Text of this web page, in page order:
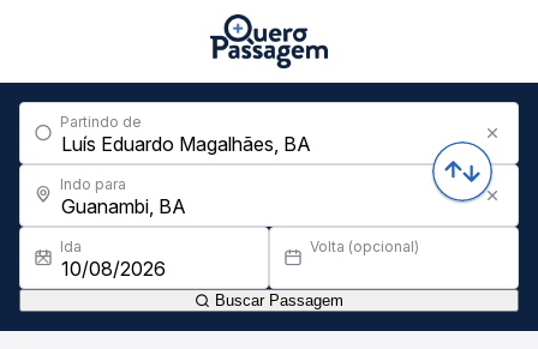
Partindo de
Indo para
Ida Volta (opcional)
Buscar Passagem